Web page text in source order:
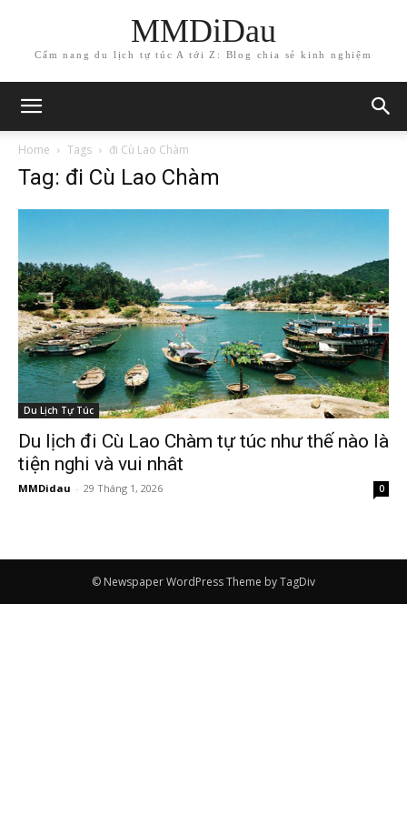
MMDiDau
Cẩm nang du lịch tự túc A tới Z: Blog chia sẻ kinh nghiệm
Home Tags đi Cù Lao Chàm
Tag: đi Cù Lao Chàm
Du Lịch Tự Túc
Du lịch đi Cù Lao Chàm tự túc như thế nào là
tiện nghi và vui nhât
MMDidau - 29 Tháng 1, 2026 0
© Newspaper WordPress Theme by TagDiv